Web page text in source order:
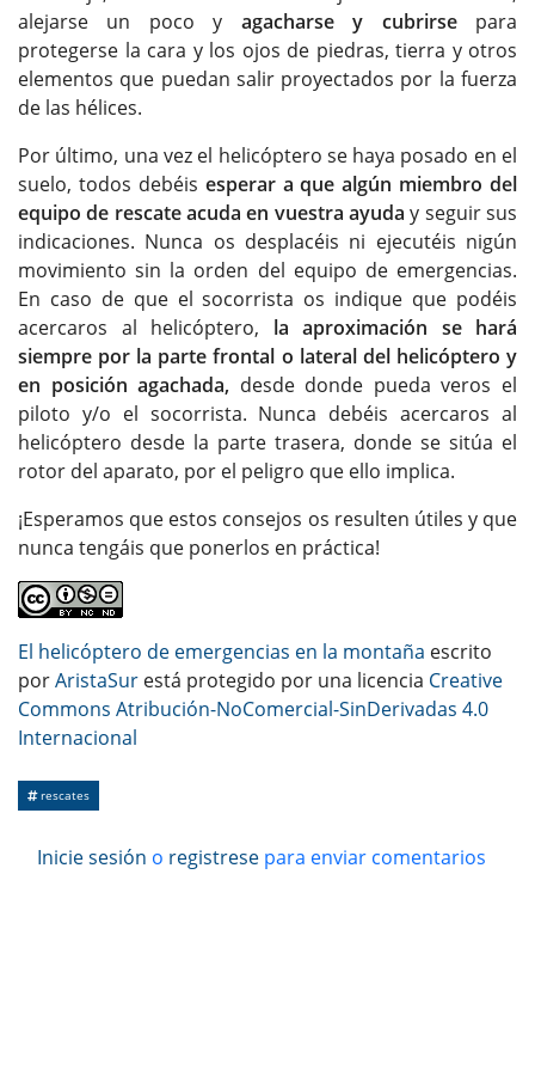
alejarse un poco y agacharse y cubrirse para
protegerse la cara y los ojos de piedras, tierra y otros
elementos que puedan salir proyectados por la fuerza
de las hélices.
Por último, una vez el helicóptero se haya posado en el
suelo, todos debéis esperar a que algún miembro del
equipo de rescate acuda en vuestra ayuda y seguir sus
indicaciones. Nunca os desplacéis ni ejecutéis nigún
movimiento sin la orden del equipo de emergencias.
En caso de que el socorrista os indique que podéis
acercaros al helicóptero, la aproximación se hará
siempre por la parte frontal o lateral del helicóptero y
en posición agachada, desde donde pueda veros el
piloto y/o el socorrista. Nunca debéis acercaros al
helicóptero desde la parte trasera, donde se sitúa el
rotor del aparato, por el peligro que ello implica.
¡Esperamos que estos consejos os resulten útiles y que
nunca tengáis que ponerlos en práctica!
El helicóptero de emergencias en la montaña escrito
porAristaSur está protegido por una licencia Creative
Commons Atribución-NoComercial-SinDerivadas 4.0
Internacional
rescates
Inicie sesión o registrese para enviar comentarios